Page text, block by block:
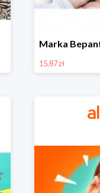
15.87 zł